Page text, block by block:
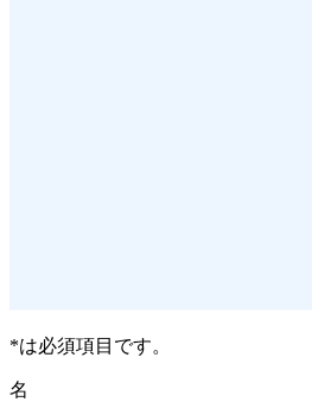
*は必須項目です。
名